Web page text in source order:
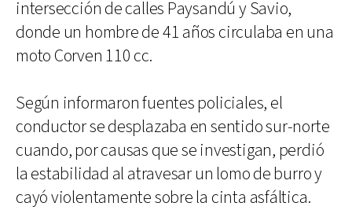
intersección de calles Paysandú y Savio,
donde un hombre de 41 años circulaba en una
moto Corven 110 cc.
Según informaron fuentes policiales, el
conductor se desplazaba en sentido sur-norte
cuando, por causas que se investigan, perdió
la estabilidad al atravesar un lomo de burro y
cayó violentamente sobre la cinta asfáltica.